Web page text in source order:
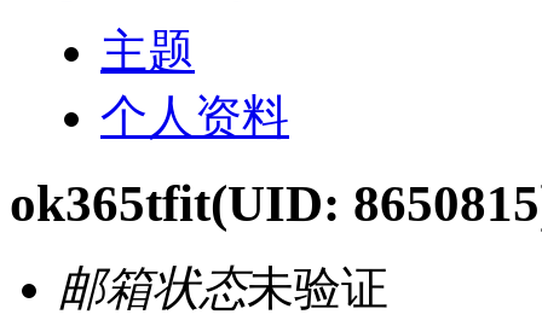
主题
个人资料
ok365tfit(UID:
邮箱状态未验证